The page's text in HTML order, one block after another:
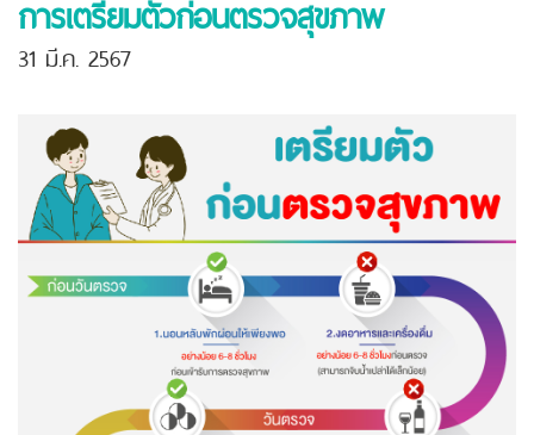
การเตรียมตัวก่อนตรวจสุขภาพ
31 มี.ค. 2567